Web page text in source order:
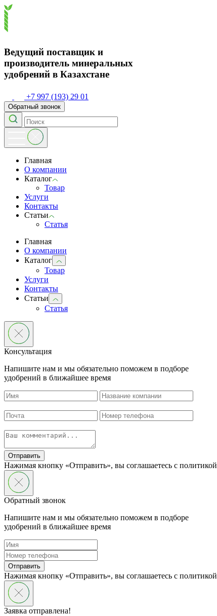
Ведущий поставщик и
производитель минеральных
удобрений в Казахстане
+7 997 (193) 29 01
Обратный звонок
Главная
О компании
Каталог
Товар
Услуги
Контакты
Статьи
Статья
Главная
О компании
Каталог
Товар
Услуги
Контакты
Статьи
Статья
Консультация
Напишите нам и мы обязательно поможем в подборе
удобрений в ближайшее время
Отправить
Нажимая кнопку «Отправить», вы соглашаетесь с политикой
Обратный звонок
Напишите нам и мы обязательно поможем в подборе
удобрений в ближайшее время
Отправить
Нажимая кнопку «Отправить», вы соглашаетесь с политикой
Заявка отправлена!